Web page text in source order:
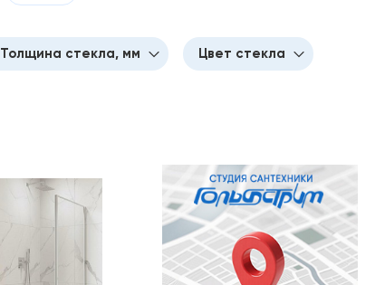
Толщина стекла, мм Цвет стекла